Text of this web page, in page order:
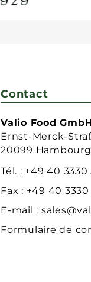
Contact
Valio Food
Ernst-Merck-
20099 Hambourg
Tél. : +49 40 3330
Fax : +49 40
E-mail :
Formulaire de